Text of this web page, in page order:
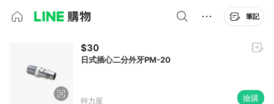
筆記
$30
日式插心二分外牙PM-20
特力屋 搶購